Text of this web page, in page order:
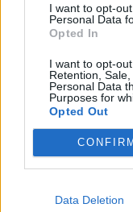
I want to opt-
Personal Data
Opted In
I want to opt-
Retention,
Personal Data
Purposes for
Opted Out
CONFIRM
Data Deletion